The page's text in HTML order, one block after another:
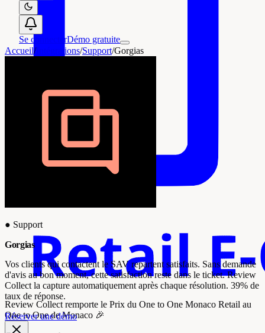
Review Collect remporte le Prix du One to One Monaco Retail au
One to One de Monaco 🎉
Se connecterDémo gratuite
Accueil/Intégrations/Support/Gorgias
● Support
Gorgias
Vos clients qui contactent le SAV repartent satisfaits. Sans demande
d'avis au bon moment, cette satisfaction reste dans le ticket. Review
Collect la capture automatiquement après chaque résolution. 39% de
taux de réponse.
Réserver une démo